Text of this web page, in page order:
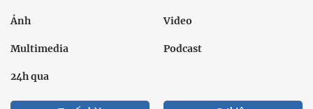
Ảnh Video
Multimedia Podcast
24h qua